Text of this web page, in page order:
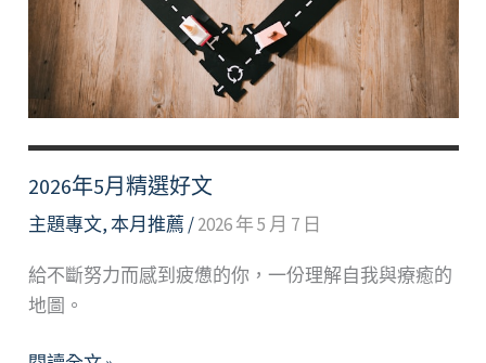
2026年5月精選好文
主題專文,本月推薦/2026 年 5 月 7 日
給不斷努力而感到疲憊的你，一份理解自我與療癒的
地圖。